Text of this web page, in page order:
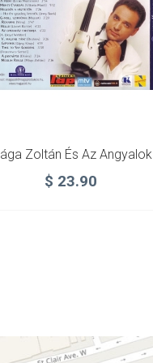
Zoltán És Az Angyalok
$ 23.90